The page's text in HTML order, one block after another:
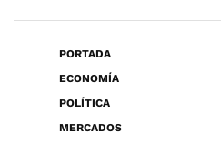
PORTADA
ECONOMÍA
POLÍTICA
MERCADOS